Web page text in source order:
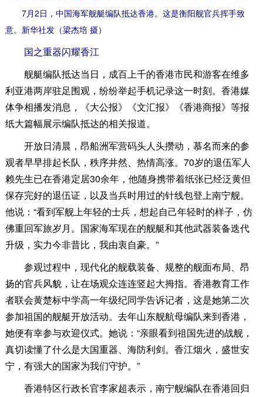
7月2日，中国海军舰艇编队抵达香港。这是衡阳舰官兵挥手致
意。新华社发（梁杰培 摄）
国之重器闪耀香江
舰艇编队抵达当日，成百上千的香港市民和游客在维多
利亚港两岸驻足围观，纷纷举起手机记录这一时刻。香港媒
体争相播发消息，《大公报》《文汇报》《香港商报》等报
纸大篇幅展示编队抵达的相关报道。
开放日清晨，昂船洲军营码头人头攒动，慕名而来的参
观者早早排起长队，秩序井然、热情高涨。70岁的退伍军人
赖先生已在香港定居30余年，他随身携带着纸张已经泛黄但
保存完好的退伍证，以及当兵时用过的针线包登上南宁舰。
他说：“看到军舰上年轻的士兵，想起自己年轻时的样子，仿
佛重回军旅岁月。国家海军现在的舰艇和其他武器装备迭代
升级，实力今非昔比，我由衷自豪。”
参观过程中，现代化的舰载装备、规整的舰面布局、昂
扬的官兵风貌，让在场观众连连竖起大拇指。香港教育工作
者联会黄楚标中学高一年级纪同学告诉记者，这是她第二次
参加祖国的舰艇开放活动。去年山东舰航母编队来到香港，
她便有幸参与欢迎仪式。她说：“亲眼看到祖国先进的战舰，
真切读懂了什么是大国重器、海防利剑。香江烟火，盛世安
宁，有强大的国家为我们守护。”
香港特区行政长官李家超表示，南宁舰编队在香港回归